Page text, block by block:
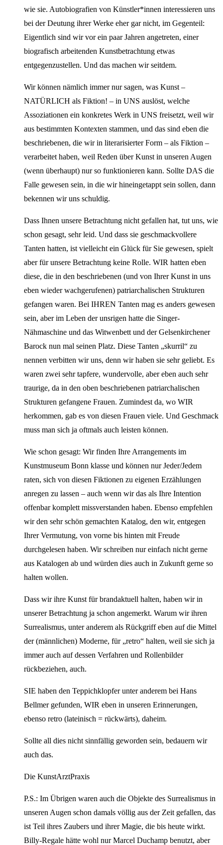
wie sie. Autobiografien von Künstler*innen interessieren uns
bei der Deutung ihrer Werke eher gar nicht, im Gegenteil:
Eigentlich sind wir vor ein paar Jahren angetreten, einer
biografisch arbeitenden Kunstbetrachtung etwas
entgegenzustellen. Und das machen wir seitdem.
Wir können nämlich immer nur sagen, was Kunst –
NATÜRLICH als Fiktion! – in UNS auslöst, welche
Assoziationen ein konkretes Werk in UNS freisetzt, weil wir
aus bestimmten Kontexten stammen, und das sind eben die
beschriebenen, die wir in literarisierter Form – als Fiktion –
verarbeitet haben, weil Reden über Kunst in unseren Augen
(wenn überhaupt) nur so funktionieren kann. Sollte DAS die
Falle gewesen sein, in die wir hineingetappt sein sollen, dann
bekennen wir uns schuldig.
Dass Ihnen unsere Betrachtung nicht gefallen hat, tut uns, wie
schon gesagt, sehr leid. Und dass sie geschmackvollere
Tanten hatten, ist vielleicht ein Glück für Sie gewesen, spielt
aber für unsere Betrachtung keine Rolle. WIR hatten eben
diese, die in den beschriebenen (und von Ihrer Kunst in uns
eben wieder wachgerufenen) patriarchalischen Strukturen
gefangen waren. Bei IHREN Tanten mag es anders gewesen
sein, aber im Leben der unsrigen hatte die Singer-
Nähmaschine und das Witwenbett und der Gelsenkirchener
Barock nun mal seinen Platz. Diese Tanten „skurril“ zu
nennen verbitten wir uns, denn wir haben sie sehr geliebt. Es
waren zwei sehr tapfere, wundervolle, aber eben auch sehr
traurige, da in den oben beschriebenen patriarchalischen
Strukturen gefangene Frauen. Zumindest da, wo WIR
herkommen, gab es von diesen Frauen viele. Und Geschmack
muss man sich ja oftmals auch leisten können.
Wie schon gesagt: Wir finden Ihre Arrangements im
Kunstmuseum Bonn klasse und können nur Jeder/Jedem
raten, sich von diesen Fiktionen zu eigenen Erzählungen
anregen zu lassen – auch wenn wir das als Ihre Intention
offenbar komplett missverstanden haben. Ebenso empfehlen
wir den sehr schön gemachten Katalog, den wir, entgegen
Ihrer Vermutung, von vorne bis hinten mit Freude
durchgelesen haben. Wir schreiben nur einfach nicht gerne
aus Katalogen ab und würden dies auch in Zukunft gerne so
halten wollen.
Dass wir ihre Kunst für brandaktuell halten, haben wir in
unserer Betrachtung ja schon angemerkt. Warum wir ihren
Surrealismus, unter anderem als Rückgriff eben auf die Mittel
der (männlichen) Moderne, für „retro“ halten, weil sie sich ja
immer auch auf dessen Verfahren und Rollenbilder
rückbeziehen, auch.
SIE haben den Teppichklopfer unter anderem bei Hans
Bellmer gefunden, WIR eben in unseren Erinnerungen,
ebenso retro (lateinisch = rückwärts), daheim.
Sollte all dies nicht sinnfällig geworden sein, bedauern wir
auch das.
Die KunstArztPraxis
P.S.: Im Übrigen waren auch die Objekte des Surrealismus in
unseren Augen schon damals völlig aus der Zeit gefallen, das
ist Teil ihres Zaubers und ihrer Magie, die bis heute wirkt.
Billy-Regale hätte wohl nur Marcel Duchamp benutzt, aber